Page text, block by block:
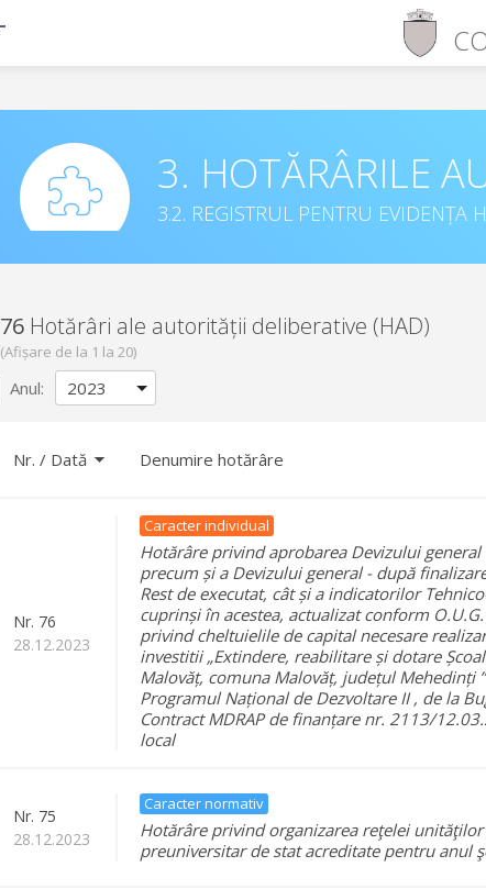
3. HOTĂRÂRILE
3.2. REGISTRUL PENTRU EVIDENȚA
76 Hotărâri ale autorității deliberative (HAD)
(Afișare de la 1 la 20)
Anul:
Nr. / Dată Denumire hotărâre
Nr. 76
28.12.2023
Caracter individual
Hotărâre privind aprobarea Devizului
precum și a Devizului general - după
Rest de executat, cât și a indicatorilor
cuprinși în acestea, actualizat conform
privind cheltuielile de capital necesare
investitii „Extindere, reabilitare și dotare
Malovăț, comuna Malovăț, județul Mehedinți
Programul Național de Dezvoltare II , de la
Contract MDRAP de finanțare nr. 2113/
local
Nr. 75
28.12.2023
Caracter normativ
Hotărâre privind organizarea reţelei
preuniversitar de stat acreditate pentru anul